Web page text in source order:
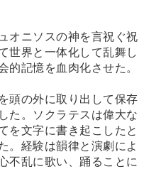
オニソスの神を言祝ぐ祝
世界と一体化して乱舞し
的記憶を血肉化させた。
頭の外に取り出して保存
た。ソクラテスは偉大な
を文字に書き起こしたと
。経験は韻律と演劇によ
不乱に歌い、踊ることに